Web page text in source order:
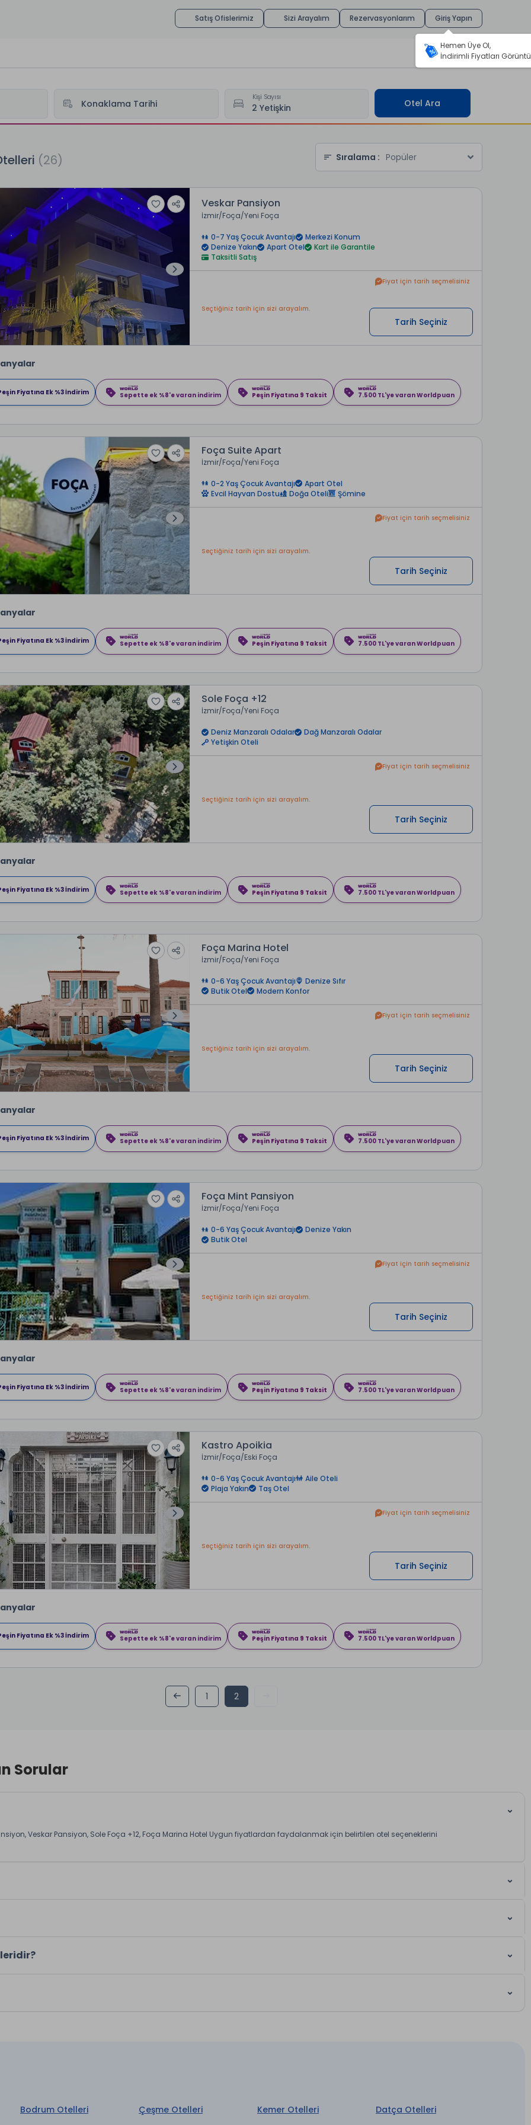
Satış Ofislerimiz Sizi Arayalım Rezervasyonlarım Giriş Yapın
Konaklama Tarihi
Kişi Sayısı
Otel Ara
Sıralama : Popüler
(26)
Veskar Pansiyon
İzmir Foça Yeni Foça
0-7 Yaş Çocuk Avantajı
Merkezi Konum
Denize Yakın
Apart Otel
Kart ile Garantile
Taksitli Satış
Seçtiğiniz tarih için sizi arayalım.
Fiyat için tarih seçmelisiniz
Tarih Seçiniz
Fiyatına Ek %3 İndirim Sepette ek %8'e varan indirim Peşin Fiyatına 9 Taksit 7.500 TL'ye varan Worldpuan
Foça Suite Apart
İzmir Foça Yeni Foça
0-2 Yaş Çocuk Avantajı
Apart Otel
Evcil Hayvan Dostu
Doğa Oteli Şömine
Seçtiğiniz tarih için sizi arayalım.
Fiyat için tarih seçmelisiniz
Tarih Seçiniz
Fiyatına Ek %3 İndirim Sepette ek %8'e varan indirim Peşin Fiyatına 9 Taksit 7.500 TL'ye varan Worldpuan
Sole Foça +12
İzmir Foça Yeni Foça
Deniz Manzaralı Odalar
Dağ Manzaralı Odalar
Yetişkin Oteli
Seçtiğiniz tarih için sizi arayalım.
Fiyat için tarih seçmelisiniz
Tarih Seçiniz
Fiyatına Ek %3 İndirim Sepette ek %8'e varan indirim Peşin Fiyatına 9 Taksit 7.500 TL'ye varan Worldpuan
Foça Marina Hotel
İzmir Foça Yeni Foça
0-6 Yaş Çocuk Avantajı
Denize Sıfır
Butik Otel
Modern Konfor
Seçtiğiniz tarih için sizi arayalım.
Fiyat için tarih seçmelisiniz
Tarih Seçiniz
Fiyatına Ek %3 İndirim Sepette ek %8'e varan indirim Peşin Fiyatına 9 Taksit 7.500 TL'ye varan Worldpuan
Foça Mint Pansiyon
İzmir Foça Yeni Foça
0-6 Yaş Çocuk Avantajı
Denize Yakın
Butik Otel
Seçtiğiniz tarih için sizi arayalım.
Fiyat için tarih seçmelisiniz
Tarih Seçiniz
Fiyatına Ek %3 İndirim Sepette ek %8'e varan indirim Peşin Fiyatına 9 Taksit 7.500 TL'ye varan Worldpuan
Kastro Apoikia
İzmir Foça Eski Foça
0-6 Yaş Çocuk Avantajı
Aile Oteli
Plaja Yakın
Taş Otel
Seçtiğiniz tarih için sizi arayalım.
Fiyat için tarih seçmelisiniz
Tarih Seçiniz
Fiyatına Ek %3 İndirim Sepette ek %8'e varan indirim Peşin Fiyatına 9 Taksit 7.500 TL'ye varan Worldpuan
1 2
Sorular
,Veskar Pansiyon, Sole Foça +12, Foça Marina Hotel Uygun fiyatlardan faydalanmak için belirtilen otel seçeneklerini
Bodrum Otelleri Çeşme Otelleri Kemer Otelleri Datça Otelleri
Hemen Üye Ol,
İndirimli Fiyatları